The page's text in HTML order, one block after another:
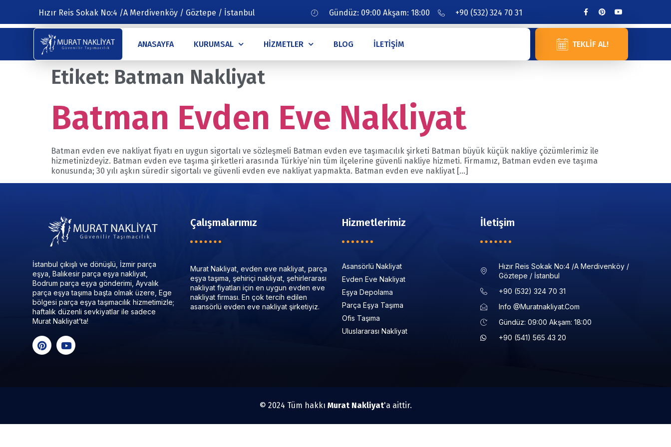
Hızır Reis Sokak No:4 /A Merdivenköy / Göztepe / İstanbul Gündüz: 09:00 Akşam: 18:00 +90 (532) 324 70 31
ANASAYFA KURUMSAL HIZMETLER BLOG İLETIŞIM TEKLIF AL!
Etiket: Batman Nakliyat
Batman Evden Eve Nakliyat
Batman evden eve nakliyat fiyatı en uygun sigortalı ve sözleşmeli Batman evden eve taşımacılık şirketi Batman büyük küçük nakliye çözümlerimiz ile
hizmetinizdeyiz. Batman evden eve taşıma şirketleri arasında Türkiye’nin tüm ilçelerine güvenli nakliye hizmeti. Firmamız, Batman evden eve taşıma
konusunda; 30 yılı aşkın süredir sigortalı ve güvenli evden eve nakliyat yapmakta. Batman evden eve nakliyat […]
İstanbul çıkışlı ve dönüşlü, İzmir parça
eşya, Balıkesir parça eşya nakliyat,
Bodrum parça eşya gönderimi, Ayvalık
parça eşya taşıma başta olmak üzere, Ege
bölgesi parça eşya taşımacılık hizmetimizle;
haftalık düzenli sevkiyatlar ile sadece
Murat Nakliyat’ta!
Çalışmalarımız
Murat Nakliyat, evden eve nakliyat, parça
eşya taşıma, şehiriçi nakliyat, şehirlerarası
nakliyat fiyatları için en uygun evden eve
nakliyat firması. En çok tercih edilen
asansörlü evden eve nakliyat şirketiyiz.
Hizmetlerimiz
Asansörlü Nakliyat
Evden Eve Nakliyat
Eşya Depolama
Parça Eşya Taşıma
Ofis Taşıma
Uluslararası Nakliyat
İletişim
Hızır Reis Sokak No:4 /a Merdivenköy /
Göztepe / İstanbul
+90 (532) 324 70 31
Info @muratnakliyat.com
Gündüz: 09:00 Akşam: 18:00
+90 (541) 565 43 20
© 2024 Tüm hakkı Murat Nakliyat'a aittir.